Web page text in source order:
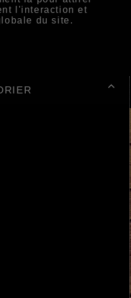

l'interaction et
du site.